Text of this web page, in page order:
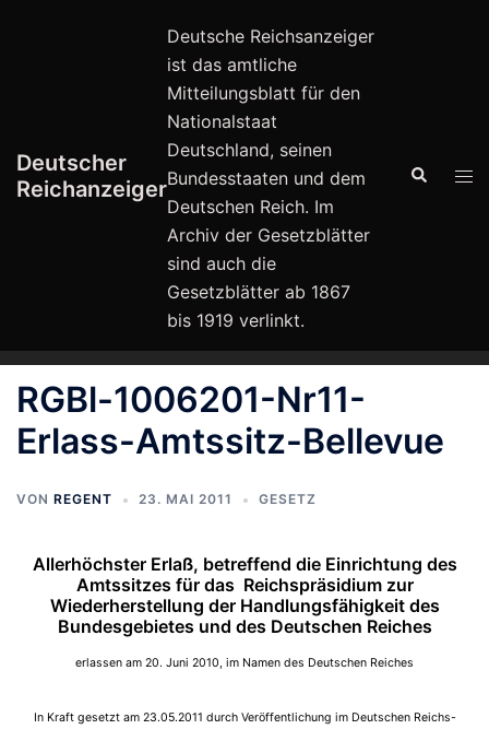
Deutscher
Reichanzeiger
Deutsche Reichsanzeiger
ist das amtliche
Mitteilungsblatt für den
Nationalstaat
Deutschland, seinen
Bundesstaaten und dem
Deutschen Reich. Im
Archiv der Gesetzblätter
sind auch die
Gesetzblätter ab 1867
bis 1919 verlinkt.
Suche
RGBl-1006201-Nr11-
Erlass-Amtssitz-Bellevue
VON REGENT 23. MAI 2011 GESETZ
Allerhöchster Erlaß, betreffend die Einrichtung des
Amtssitzes für das Reichspräsidium zur
Wiederherstellung der Handlungsfähigkeit des
Bundesgebietes und des Deutschen Reiches
erlassen am 20. Juni 2010, im Namen des Deutschen Reiches
In Kraft gesetzt am 23.05.2011 durch Veröffentlichung im Deutschen Reichs-